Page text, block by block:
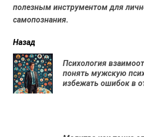
полезным инструментом для
самопознания.
читать
еще
Назад
Психология
понять мужскую
избежать ошибок в